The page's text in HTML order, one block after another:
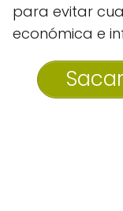
para evitar
económica e